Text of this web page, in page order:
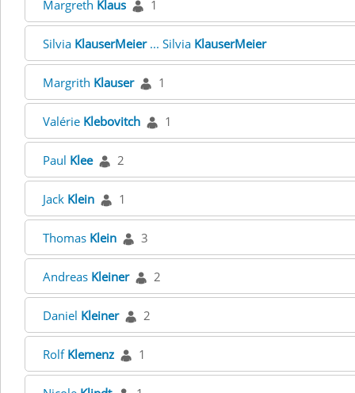
Margreth Klaus 1
Silvia KlauserMeier... Silvia KlauserMeier
Margrith Klauser 1
Valérie Klebovitch 1
Paul Klee 2
Jack Klein 1
Thomas Klein 3
Andreas Kleiner 2
Daniel Kleiner 2
Rolf Klemenz 1